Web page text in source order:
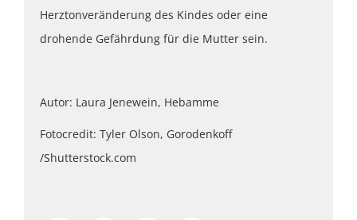
Herztonveränderung des Kindes oder eine
drohende Gefährdung für die Mutter sein.
Autor: Laura Jenewein, Hebamme
Fotocredit: Tyler Olson, Gorodenkoff
/Shutterstock.com